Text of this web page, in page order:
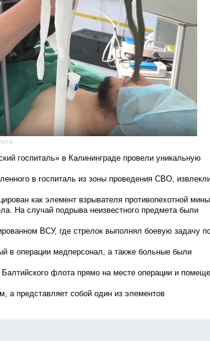
госпиталь» в Калининграде провели уникальную
в госпиталь из зоны проведения СВО,
как элемент взрывателя противопехотной мины.
На случай подрыва неизвестного предмета были
ВСУ, где стрелок выполнял боевую задачу
в операции медперсонал, а также больные были
флота прямо на месте операции и
а представляет собой один из элементов